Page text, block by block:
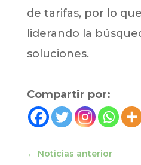
de tarifas, por lo
liderando la
soluciones.
Compartir por:
← Noticias anterior